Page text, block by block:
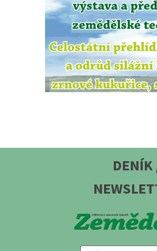
DENÍK